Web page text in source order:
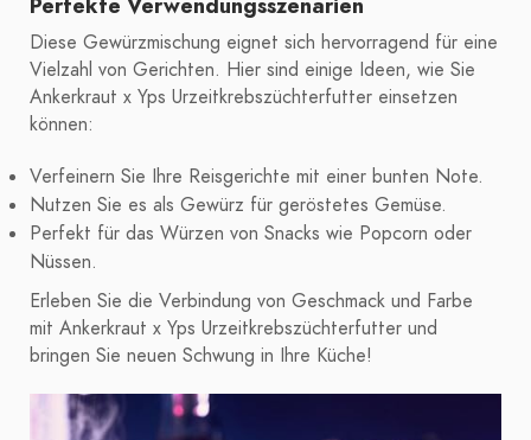
Diese Gewürzmischung eignet sich hervorragend für eine
Vielzahl von Gerichten. Hier sind einige Ideen, wie Sie
Ankerkraut x Yps Urzeitkrebszüchterfutter einsetzen
können:
Verfeinern Sie Ihre Reisgerichte mit einer bunten Note.
Nutzen Sie es als Gewürz für geröstetes Gemüse.
Perfekt für das Würzen von Snacks wie Popcorn oder
Nüssen.
Erleben Sie die Verbindung von Geschmack und Farbe
mit Ankerkraut x Yps Urzeitkrebszüchterfutter und
bringen Sie neuen Schwung in Ihre Küche!